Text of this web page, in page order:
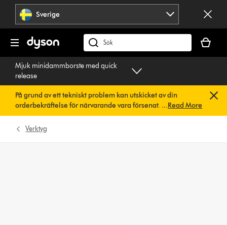
Hoppa
navigering
Sverige
Sök
på
dyson.se
är
tom
Mjuk minidammborste med quick
release
På grund av ett tekniskt problem kan utskicket av din
orderbekräftelse för närvarande vara försenat. Vi arbetar
redan på en snabb lösning.Du behöver inte göra någonting.
Din orderbekräftelse kommer snart att skickas till dig
...Read More
Verktyg